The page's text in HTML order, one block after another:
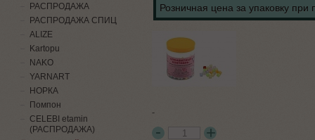
Розничная цена за упаковку при
-
РАСПРОДАЖА
РАСПРОДАЖА СПИЦ
ALIZE
Kartopu
NAKO
YARNART
НОРКА
Помпон
СELEBI etamin
(РАСПРОДАЖА)